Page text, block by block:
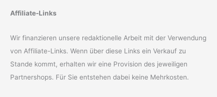
Affiliate-Links
Wir finanzieren unsere redaktionelle Arbeit mit der Verwendung
von Affiliate-Links. Wenn über diese Links ein Verkauf zu
Stande kommt, erhalten wir eine Provision des jeweiligen
Partnershops. Für Sie entstehen dabei keine Mehrkosten.